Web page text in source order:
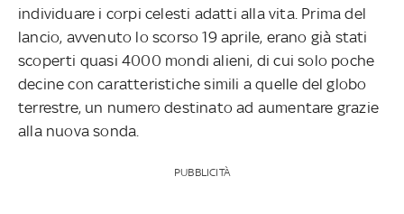
individuare i corpi celesti adatti alla vita. Prima del
lancio, avvenuto lo scorso 19 aprile, erano già stati
scoperti quasi 4000 mondi alieni, di cui solo poche
decine con caratteristiche simili a quelle del globo
terrestre, un numero destinato ad aumentare grazie
alla nuova sonda.
PUBBLICITÀ